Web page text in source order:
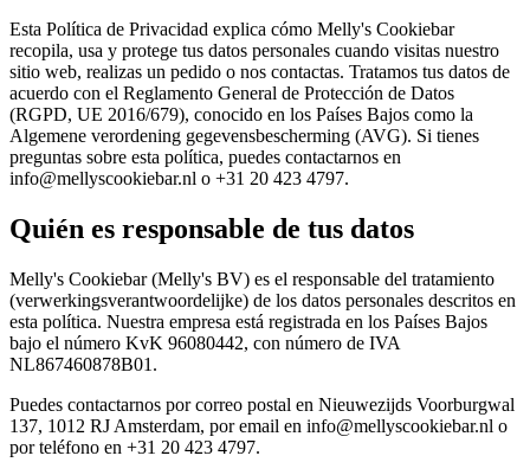
Esta Política de Privacidad explica cómo Melly's Cookiebar
recopila, usa y protege tus datos personales cuando visitas nuestro
sitio web, realizas un pedido o nos contactas. Tratamos tus datos de
acuerdo con el Reglamento General de Protección de Datos
(RGPD, UE 2016/679), conocido en los Países Bajos como la
Algemene verordening gegevensbescherming (AVG). Si tienes
preguntas sobre esta política, puedes contactarnos en
info@mellyscookiebar.nl o +31 20 423 4797.
Quién es responsable de tus datos
Melly's Cookiebar (Melly's BV) es el responsable del tratamiento
(verwerkingsverantwoordelijke) de los datos personales descritos en
esta política. Nuestra empresa está registrada en los Países Bajos
bajo el número KvK 96080442, con número de IVA
NL867460878B01.
Puedes contactarnos por correo postal en Nieuwezijds Voorburgwal
137, 1012 RJ Amsterdam, por email en info@mellyscookiebar.nl o
por teléfono en +31 20 423 4797.